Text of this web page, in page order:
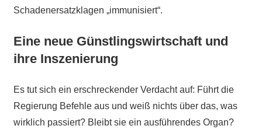
Schadenersatzklagen „immunisiert“.
Eine neue Günstlingswirtschaft und
ihre Inszenierung
Es tut sich ein erschreckender Verdacht auf: Führt die
Regierung Befehle aus und weiß nichts über das, was
wirklich passiert? Bleibt sie ein ausführendes Organ?